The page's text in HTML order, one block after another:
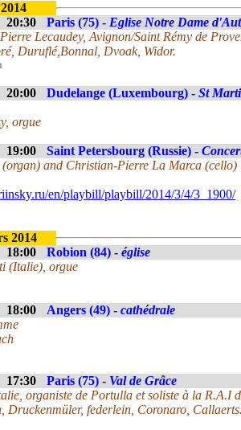
20:30
Paris (75) - Eglise Notre Dame
Lecaudey, Avignon/Saint Rémy de
Duruflé,Bonnal, Dvoak, Widor.
20:00 Dudelange (Luxembourg) - St
orgue
19:00 Saint Petersbourg (Russie) -
and Christian-Pierre La Marca (cello)
en/playbill/playbill/2014/3/4/3_1900/
2014
18:00
Robion (84) - église
(Italie), orgue
18:00 Angers (49) - cathédrale
17:30 Paris (75) - Val de Grâce
organiste de Portulla et soliste à la R.A.I
Druckenmüler, federlein, Coronaro,